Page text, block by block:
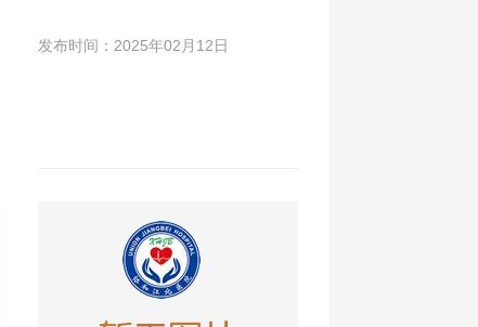
发布时间：2025年02月12日